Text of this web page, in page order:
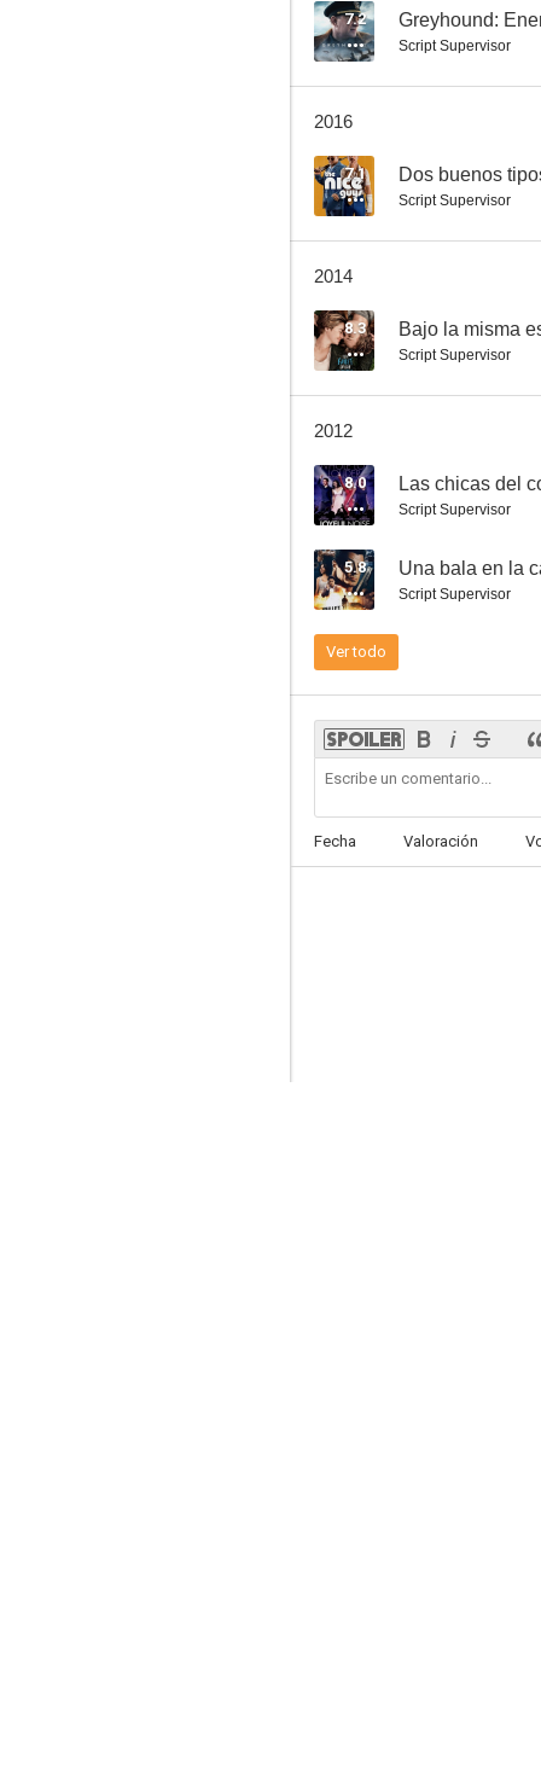
7.5
7.0
6.6
7.2 Greyhound:
Script Supervisor
2016
7.1 Dos buenos
Script Supervisor
2014
8.3 Bajo la misma
Script Supervisor
2012
8.0 Las chicas del
Script Supervisor
5.8 Una bala en la
Script Supervisor
Ver todo
Fecha Valoración